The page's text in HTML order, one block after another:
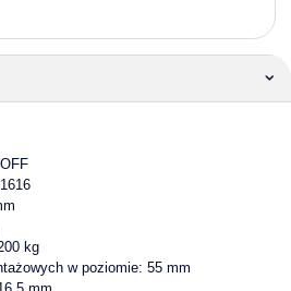
kg
w poziomie: 55 mm